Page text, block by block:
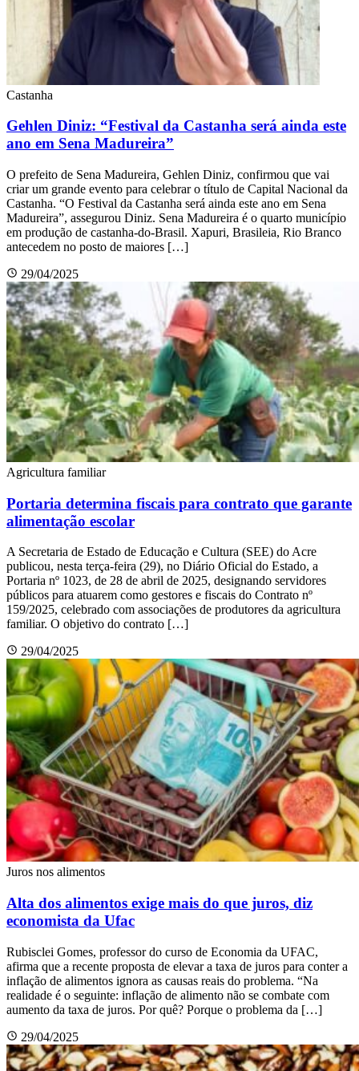
Castanha
Gehlen Diniz: “Festival da Castanha será ainda este
ano em Sena Madureira”
O prefeito de Sena Madureira, Gehlen Diniz, confirmou que vai
criar um grande evento para celebrar o título de Capital Nacional da
Castanha. “O Festival da Castanha será ainda este ano em Sena
Madureira”, assegurou Diniz. Sena Madureira é o quarto município
em produção de castanha-do-Brasil. Xapuri, Brasileia, Rio Branco
antecedem no posto de maiores […]
29/04/2025
Agricultura familiar
Portaria determina fiscais para contrato que garante
alimentação escolar
A Secretaria de Estado de Educação e Cultura (SEE) do Acre
publicou, nesta terça-feira (29), no Diário Oficial do Estado, a
Portaria nº 1023, de 28 de abril de 2025, designando servidores
públicos para atuarem como gestores e fiscais do Contrato nº
159/2025, celebrado com associações de produtores da agricultura
familiar. O objetivo do contrato […]
29/04/2025
Juros nos alimentos
Alta dos alimentos exige mais do que juros, diz
economista da Ufac
Rubisclei Gomes, professor do curso de Economia da UFAC,
afirma que a recente proposta de elevar a taxa de juros para conter a
inflação de alimentos ignora as causas reais do problema. “Na
realidade é o seguinte: inflação de alimento não se combate com
aumento da taxa de juros. Por quê? Porque o problema da […]
29/04/2025